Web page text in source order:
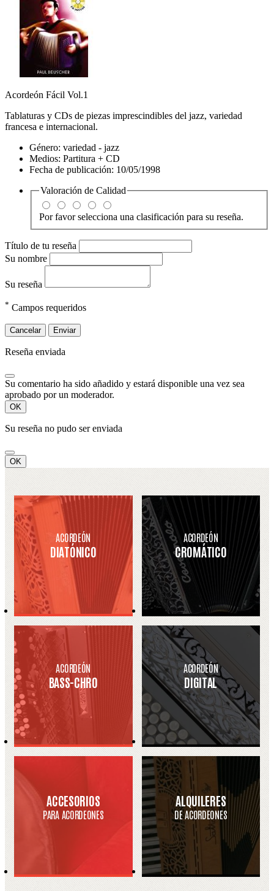
Acordeón Fácil Vol.1
Tablaturas y CDs de piezas imprescindibles del jazz, variedad
francesa e internacional.
Género: variedad - jazz
Medios: Partitura + CD
Fecha de publicación: 10/05/1998
Valoración de Calidad
Por favor selecciona una clasificación para su reseña.
Título de tu reseña
Su nombre
Su reseña
* Campos requeridos
Cancelar Enviar
Reseña enviada
Su comentario ha sido añadido y estará disponible una vez sea
aprobado por un moderador.
OK
Su reseña no pudo ser enviada
OK
ACORDEÓN
DIATÓNICO
ACORDEÓN
CROMÁTICO
ACORDEÓN
BASS-CHRO
ACORDEÓN
DIGITAL
ACCESORIOS
PARA ACORDEONES
ALQUILERES
DE ACORDEONES